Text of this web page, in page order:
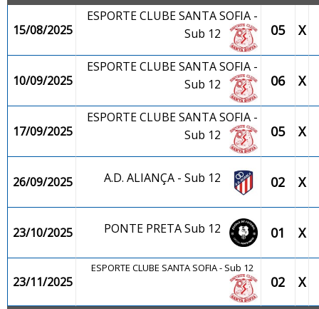
15/08/2025
ESPORTE CLUBE SANTA SOFIA -
Sub 12
05 X
10/09/2025
ESPORTE CLUBE SANTA SOFIA -
Sub 12
06 X
17/09/2025
ESPORTE CLUBE SANTA SOFIA -
Sub 12
05 X
26/09/2025 A.D. ALIANÇA - Sub 12 02 X
23/10/2025 PONTE PRETA Sub 12 01 X
23/11/2025
ESPORTE CLUBE SANTA SOFIA - Sub 12
02 X